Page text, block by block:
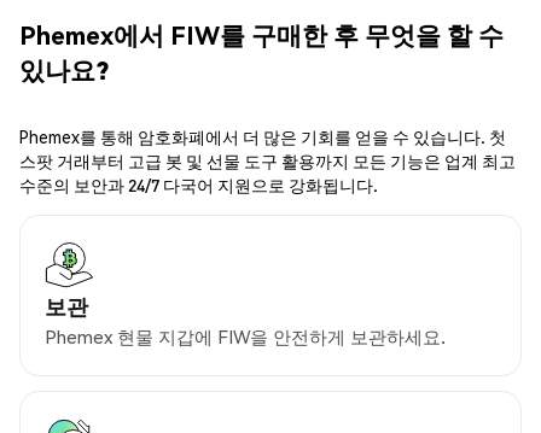
Phemex에서 FIW를 구매한 후 무엇을 할 수
있나요?
Phemex를 통해 암호화폐에서 더 많은 기회를 얻을 수 있습니다. 첫
스팟 거래부터 고급 봇 및 선물 도구 활용까지 모든 기능은 업계 최고
수준의 보안과 24/7 다국어 지원으로 강화됩니다.
보관
Phemex 현물 지갑에 FIW을 안전하게 보관하세요.